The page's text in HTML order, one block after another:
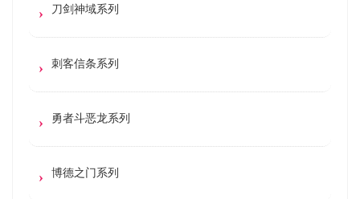
刀剑神域系列
刺客信条系列
勇者斗恶龙系列
博德之门系列